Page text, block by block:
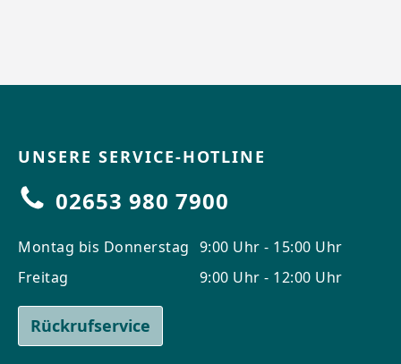
UNSERE SERVICE-HOTLINE
02653 980 7900
Montag bis Donnerstag
Freitag
9:00 Uhr - 15:00 Uhr
9:00 Uhr - 12:00 Uhr
Rückrufservice